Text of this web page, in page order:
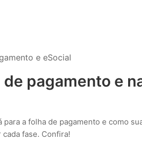
e eSocial
pagamento e
a folha de pagamento e como
fase. Confira!